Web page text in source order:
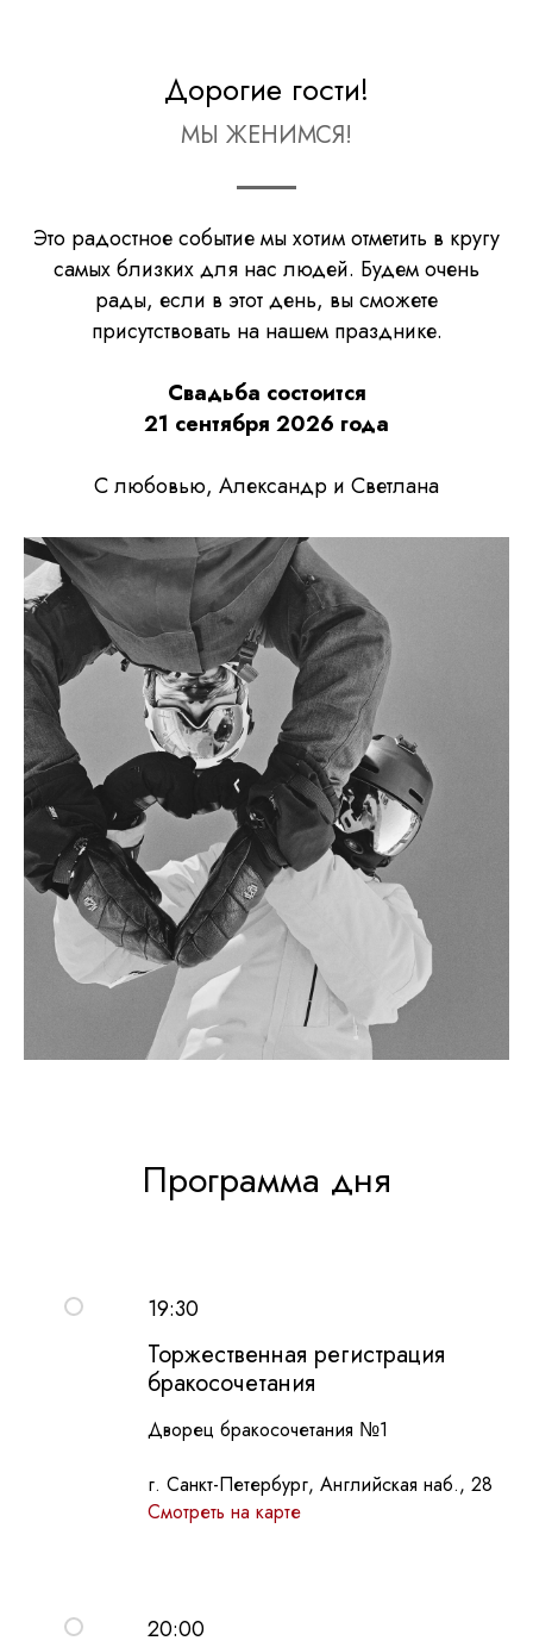
Дорогие гости!
МЫ ЖЕНИМСЯ!
Это радостное событие мы хотим отметить в кругу
самых близких для нас людей. Будем очень
рады, если в этот день, вы сможете
присутствовать на нашем празднике.
Свадьба состоится
21 сентября 2026 года
С любовью, Александр и Светлана
Программа дня
19:30
Торжественная регистрация
бракосочетания
Дворец бракосочетания №1
г. Санкт-Петербург, Английская наб., 28
Смотреть на карте
20:00